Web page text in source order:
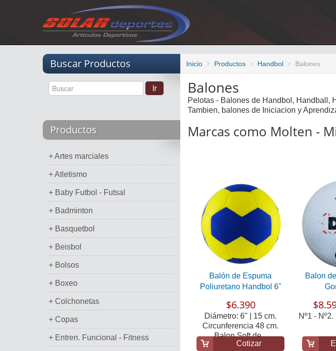
Buscar Productos
Productos
+ Artes marciales
+ Atletismo
+ Baby Futbol - Futsal
+ Badminton
+ Basquetbol
+ Beisbol
+ Bolsos
+ Boxeo
+ Colchonetas
+ Copas
+ Entren. Funcional - Fitness
Inicio Productos Handbol Balones
Balones
Pelotas - Balones de Handbol, Handball,
Tambien, balones de Iniciacion y
Marcas como Molten -
Balón de Espuma
Poliuretano Handbol 6"
$6.390
Diámetro: 6" | 15 cm.
Circunferencia 48 cm.
Balon Soft de...
Cotizar
Balon
Nº1 -